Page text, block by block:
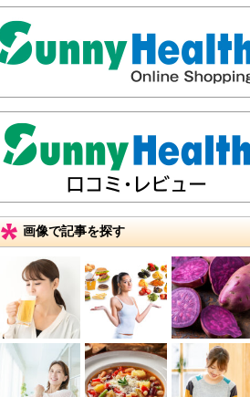
画像で記事を探す